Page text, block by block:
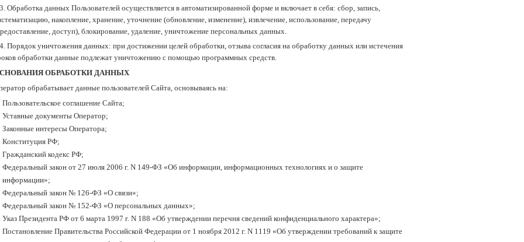
Обработка данных Пользователей осуществляется в автоматизированной форме и включает в себя: сбор, запись,
накопление, хранение, уточнение (обновление, изменение), извлечение, использование, передачу
доступ), блокирование, удаление, уничтожение персональных данных.
Порядок уничтожения данных: при достижении целей обработки, отзыва согласия на обработку данных или истечения
обработки данные подлежат уничтожению с помощью программных средств.
ОБРАБОТКИ ДАННЫХ
обрабатывает данные пользователей Сайта, основываясь на:
Пользовательское соглашение Сайта;
Уставные документы Оператор;
Законные интересы Оператора;
Конституция РФ;
Гражданский кодекс РФ;
Федеральный закон от 27 июля 2006 г. N 149-ФЗ «Об информации, информационных технологиях и о защите
информации»;
Федеральный закон № 126-ФЗ «О связи»;
Федеральный закон № 152-ФЗ «О персональных данных»;
Указ Президента РФ от 6 марта 1997 г. N 188 «Об утверждении перечня сведений конфиденциального характера»;
Постановление Правительства Российской Федерации от 1 ноября 2012 г. N 1119 «Об утверждении требований к защите